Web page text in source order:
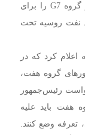
علاوه بر این، آمریکا قصد دارد اتحادیه اروپا و گروه G7 را برای
نفت روسیه تحت
اعلام کرد که در
گروه هفت،
رئیس‌جمهور
هفت باید علیه
وضع کنند.